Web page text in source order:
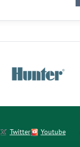
Twitter
Youtube